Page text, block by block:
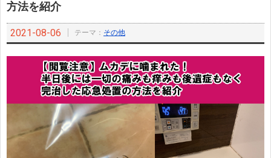
方法を紹介
2021-08-06 テーマ： その他